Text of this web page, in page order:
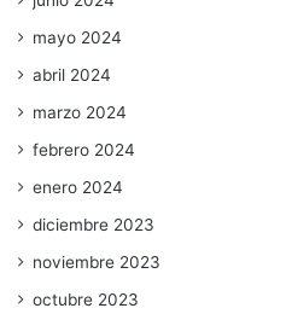
mayo 2024
abril 2024
marzo 2024
febrero 2024
enero 2024
diciembre 2023
noviembre 2023
octubre 2023